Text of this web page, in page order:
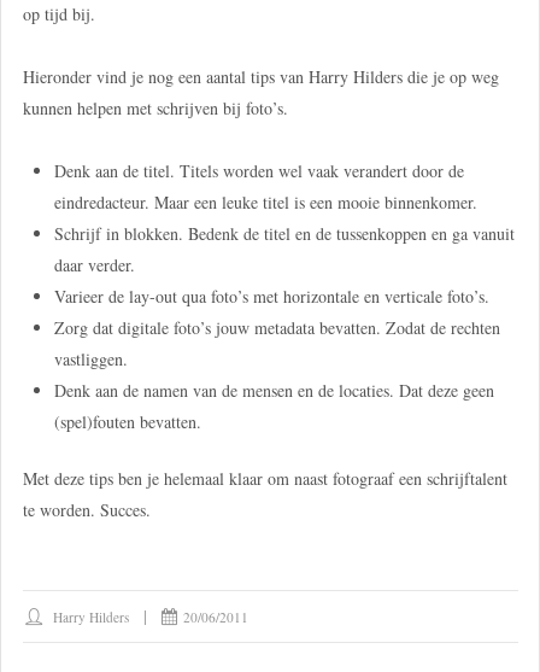
op tijd bij.
Hieronder vind je nog een aantal tips van Harry Hilders die je op weg
kunnen helpen met schrijven bij foto’s.
Denk aan de titel. Titels worden wel vaak verandert door de
eindredacteur. Maar een leuke titel is een mooie binnenkomer.
Schrijf in blokken. Bedenk de titel en de tussenkoppen en ga vanuit
daar verder.
Varieer de lay-out qua foto’s met horizontale en verticale foto’s.
Zorg dat digitale foto’s jouw metadata bevatten. Zodat de rechten
vastliggen.
Denk aan de namen van de mensen en de locaties. Dat deze geen
(spel)fouten bevatten.
Met deze tips ben je helemaal klaar om naast fotograaf een schrijftalent
te worden. Succes.
Harry Hilders 20/06/2011